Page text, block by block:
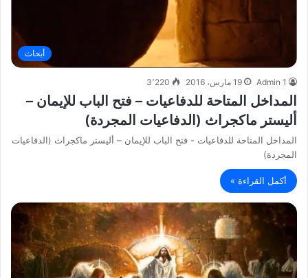
أبحاث
Admin 1 19 مارس، 2016 3٬220
المداخل المتاحة للدفاعيات – فتح الباب للإيمان –
أليستر ماكجراث (الدفاعيات المجردة)
المداخل المتاحة للدفاعيات - فتح الباب للإيمان – أليستر ماكجراث (الدفاعيات
المجردة)
أكمل القراءة »